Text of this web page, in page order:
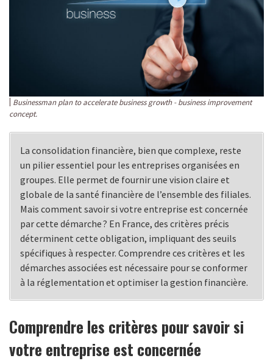
Businessman plan to accelerate business growth - business improvement
concept.
La consolidation financière, bien que complexe, reste
un pilier essentiel pour les entreprises organisées en
groupes. Elle permet de fournir une vision claire et
globale de la santé financière de l’ensemble des filiales.
Mais comment savoir si votre entreprise est concernée
par cette démarche ? En France, des critères précis
déterminent cette obligation, impliquant des seuils
spécifiques à respecter. Comprendre ces critères et les
démarches associées est nécessaire pour se conformer
à la réglementation et optimiser la gestion financière.
Comprendre les critères pour savoir si
votre entreprise est concernée